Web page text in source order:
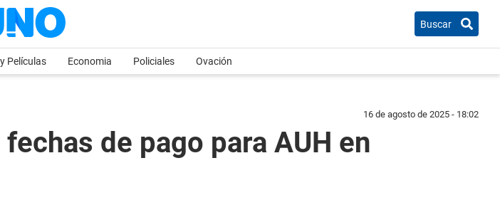
Buscar
Películas Economia Policiales Ovación
16 de agosto de 2025 - 18:02
de pago para AUH en